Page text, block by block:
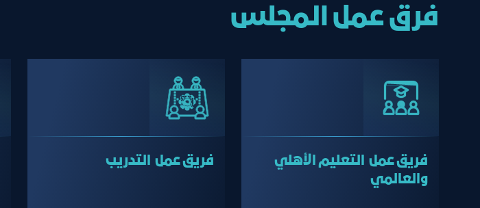
فرق عمل المجلس
فريق عمل التعليم الأهلي
والعالمي
فريق عمل التدريب